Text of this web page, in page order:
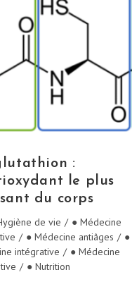
:
le plus
du corps
de vie / ● Médecine
/ ● Médecine antiâges / ●
intégrative / ● Médecine
/ ● Nutrition